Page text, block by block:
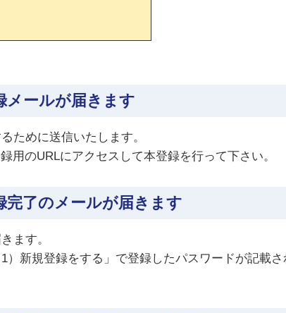
メールが届きます
ために送信いたします。
用のURLにアクセスして本登録を行って下さい。
完了のメールが届きます
ます。
新規登録をする」で登録したパスワードが記載さ